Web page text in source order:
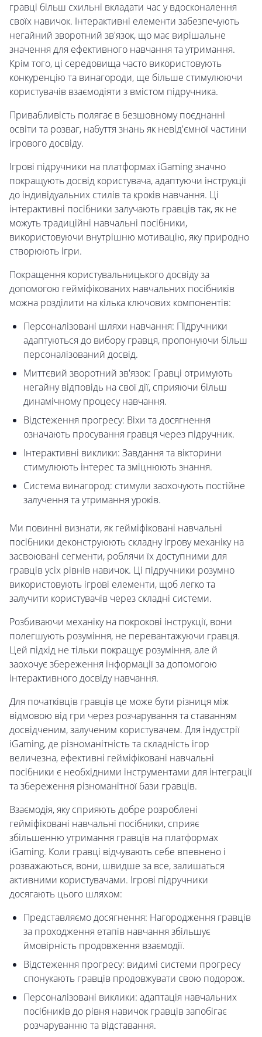
гравці більш схильні вкладати час у вдосконалення
своїх навичок. Інтерактивні елементи забезпечують
негайний зворотний зв'язок, що має вирішальне
значення для ефективного навчання та утримання.
Крім того, ці середовища часто використовують
конкуренцію та винагороди, ще більше стимулюючи
користувачів взаємодіяти з вмістом підручника.
Привабливість полягає в безшовному поєднанні
освіти та розваг, набуття знань як невід'ємної частини
ігрового досвіду.
Ігрові підручники на платформах iGaming значно
покращують досвід користувача, адаптуючи інструкції
до індивідуальних стилів та кроків навчання. Ці
інтерактивні посібники залучають гравців так, як не
можуть традиційні навчальні посібники,
використовуючи внутрішню мотивацію, яку природно
створюють ігри.
Покращення користувальницького досвіду за
допомогою гейміфікованих навчальних посібників
можна розділити на кілька ключових компонентів:
Персоналізовані шляхи навчання: Підручники
адаптуються до вибору гравця, пропонуючи більш
персоналізований досвід.
Миттєвий зворотний зв'язок: Гравці отримують
негайну відповідь на свої дії, сприяючи більш
динамічному процесу навчання.
Відстеження прогресу: Віхи та досягнення
означають просування гравця через підручник.
Інтерактивні виклики: Завдання та вікторини
стимулюють інтерес та зміцнюють знання.
Система винагород: стимули заохочують постійне
залучення та утримання уроків.
Ми повинні визнати, як гейміфіковані навчальні
посібники деконструюють складну ігрову механіку на
засвоювані сегменти, роблячи їх доступними для
гравців усіх рівнів навичок. Ці підручники розумно
використовують ігрові елементи, щоб легко та
залучити користувачів через складні системи.
Розбиваючи механіку на покрокові інструкції, вони
полегшують розуміння, не перевантажуючи гравця.
Цей підхід не тільки покращує розуміння, але й
заохочує збереження інформації за допомогою
інтерактивного досвіду навчання.
Для початківців гравців це може бути різниця між
відмовою від гри через розчарування та ставанням
досвідченим, залученим користувачем. Для індустрії
iGaming, де різноманітність та складність ігор
величезна, ефективні гейміфіковані навчальні
посібники є необхідними інструментами для інтеграції
та збереження різноманітної бази гравців.
Взаємодія, яку сприяють добре розроблені
гейміфіковані навчальні посібники, сприяє
збільшенню утримання гравців на платформах
iGaming. Коли гравці відчувають себе впевнено і
розважаються, вони, швидше за все, залишаться
активними користувачами. Ігрові підручники
досягають цього шляхом:
Представляємо досягнення: Нагородження гравців
за проходження етапів навчання збільшує
ймовірність продовження взаємодії.
Відстеження прогресу: видимі системи прогресу
спонукають гравців продовжувати свою подорож.
Персоналізовані виклики: адаптація навчальних
посібників до рівня навичок гравців запобігає
розчаруванню та відставання.